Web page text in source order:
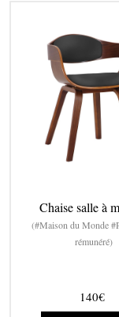
Chaise salle à
(#Maison du Monde
rémunéré)
140€